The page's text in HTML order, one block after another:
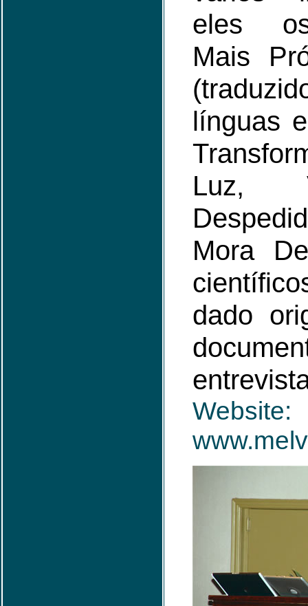
eles
Mais
línguas
Luz,
Mora
dado
Website: